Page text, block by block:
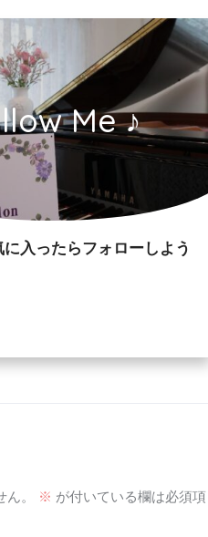
Me ♪
に入ったらフォローしよう
。 ※ が付いている欄は必須